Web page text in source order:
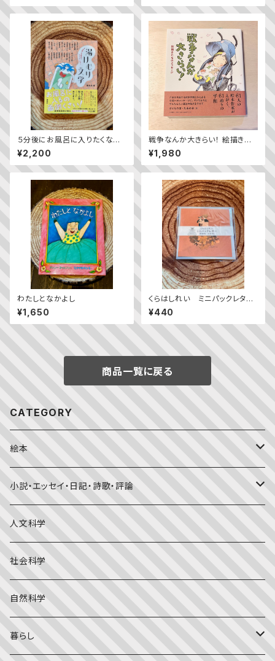
５分後にお風呂に入りたくなる！
湯けむり文学
¥2,200
戦争なんか大きらい！ 絵描きた
ちのメッセージ
¥1,980
わたしとなかよし
¥1,650
くらはしれい ミニパックレタ
ー くま
¥440
商品一覧に戻る
CATEGORY
絵本
福音館書店月刊誌
こどものとも0.1.2
こどものとも年少版
その他の月刊誌
おはなしプーカ
チャイルドブックアップル（2・3歳～）
日本の絵本
外国の絵本
昔話・民話
小説・エッセイ・日記・詩歌・評論
日本文学
詩・短歌・俳句・ことば
評論
エッセイ・日記
人文科学
社会科学
自然科学
暮らし